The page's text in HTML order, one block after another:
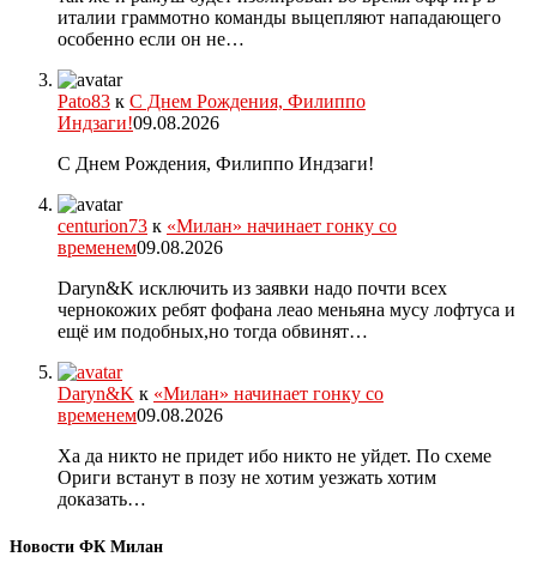
италии граммотно команды выцепляют нападающего
особенно если он не…
Pato83 к С Днем Рождения, Филиппо
Индзаги!09.08.2026
С Днем Рождения, Филиппо Индзаги!
centurion73 к «Милан» начинает гонку со
временем09.08.2026
Daryn&K исключить из заявки надо почти всех
чернокожих ребят фофана леао меньяна мусу лофтуса и
ещё им подобных,но тогда обвинят…
Daryn&K к «Милан» начинает гонку со
временем09.08.2026
Ха да никто не придет ибо никто не уйдет. По схеме
Ориги встанут в позу не хотим уезжать хотим
доказать…
Новости ФК Милан